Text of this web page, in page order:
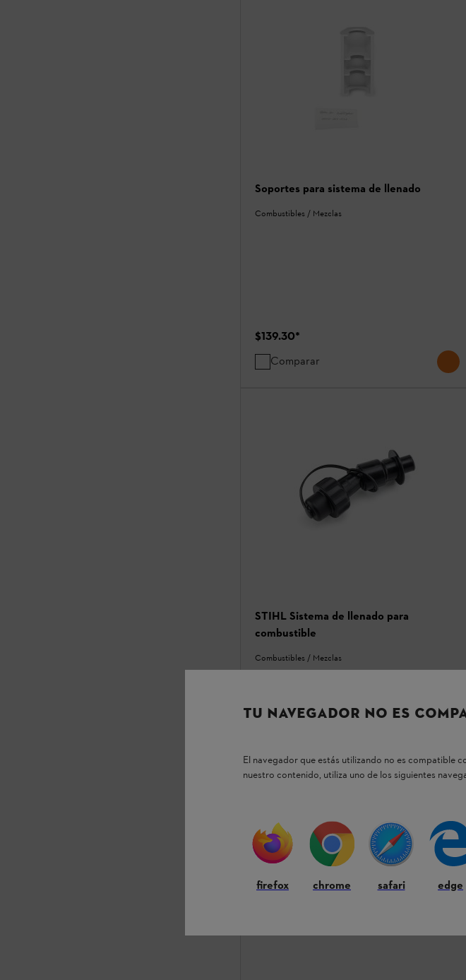
Soportes para sistema de llenado
Combustibles / Mezclas
$139.30*
Comparar
STIHL Sistema de llenado para
combustible
Combustibles / Mezclas
Comparar
Combustibles / Mezclas
TU NAVEGADOR NO ES
El navegador que estás utilizando no es compatible
nuestro contenido, utiliza uno de los siguientes
firefox chrome safari edge